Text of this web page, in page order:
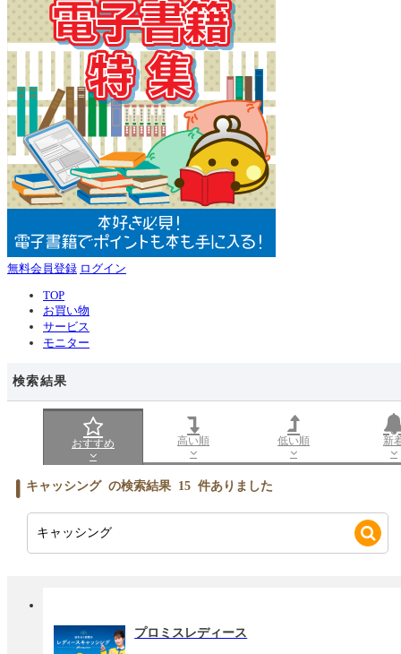
無料会員登録 ログイン
TOP
お買い物
サービス
モニター
検索結果
おすすめ 高い順 低い順 新
キャッシング の検索結果 15 件ありました
プロミスレディース